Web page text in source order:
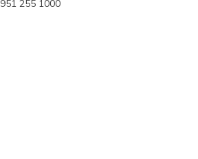
951 255 1000